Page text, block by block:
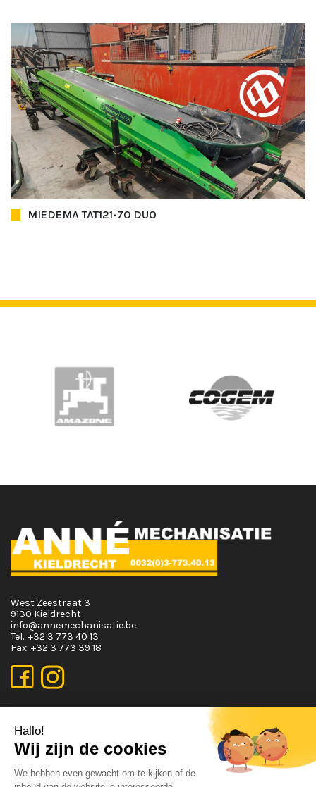
MIEDEMA TAT121-70 DUO
OPENINGSUREN
Maandag T.E.M. Vrijdag :
West Zeestraat 3
9130 Kieldrecht
info@annemechanisatie.be
Tel.: +32 3 773 40 13
Fax: +32 3 773 39 18